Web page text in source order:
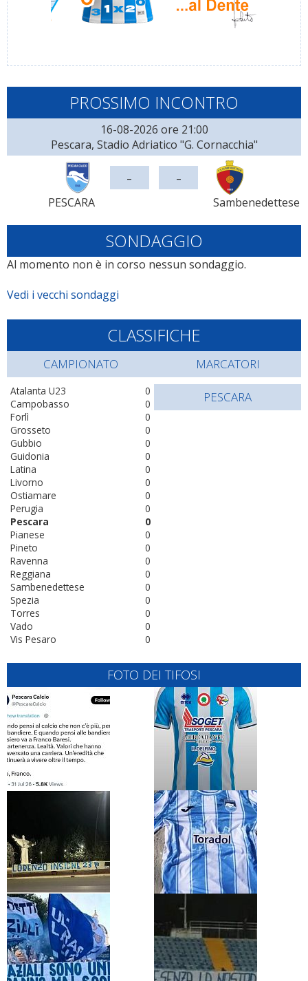
PROSSIMO INCONTRO
16-08-2026 ore 21:00
Pescara, Stadio Adriatico "G. Cornacchia"
PESCARA
- -
Sambenedettese
SONDAGGIO
Al momento non è in corso nessun sondaggio.
Vedi i vecchi sondaggi
CLASSIFICHE
CAMPIONATO
0
Atalanta U23
0
Campobasso
0
Forlì
0
Grosseto
0
Gubbio
0
Guidonia
0
Latina
0
Livorno
0
Ostiamare
0
Perugia
0
Pescara
0
Pianese
0
Pineto
0
Ravenna
0
Reggiana
0
Sambenedettese
0
Spezia
0
Torres
0
Vado
0
Vis Pesaro
MARCATORI
PESCARA
FOTO DEI TIFOSI